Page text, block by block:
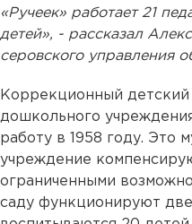
«Ручеек» работает 21
детей», - рассказал
серовского управления
Коррекционный
дошкольного
работу в 1958 году. Это
учреждение
ограниченными
саду функционируют